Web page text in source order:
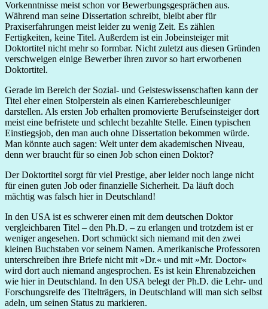
Vorkenntnisse meist schon vor Bewerbungsgesprächen aus.
Während man seine Dissertation schreibt, bleibt aber für
Praxiserfahrungen meist leider zu wenig Zeit. Es zählen
Fertigkeiten, keine Titel. Außerdem ist ein Jobeinsteiger mit
Doktortitel nicht mehr so formbar. Nicht zuletzt aus diesen Gründen
verschweigen einige Bewerber ihren zuvor so hart erworbenen
Doktortitel.
Gerade im Bereich der Sozial- und Geisteswissenschaften kann der
Titel eher einen Stolperstein als einen Karrierebeschleuniger
darstellen. Als ersten Job erhalten promovierte Berufseinsteiger dort
meist eine befristete und schlecht bezahlte Stelle. Einen typischen
Einstiegsjob, den man auch ohne Dissertation bekommen würde.
Man könnte auch sagen: Weit unter dem akademischen Niveau,
denn wer braucht für so einen Job schon einen Doktor?
Der Doktortitel sorgt für viel Prestige, aber leider noch lange nicht
für einen guten Job oder finanzielle Sicherheit. Da läuft doch
mächtig was falsch hier in Deutschland!
In den USA ist es schwerer einen mit dem deutschen Doktor
vergleichbaren Titel – den Ph.D. – zu erlangen und trotzdem ist er
weniger angesehen. Dort schmückt sich niemand mit den zwei
kleinen Buchstaben vor seinem Namen. Amerikanische Professoren
unterschreiben ihre Briefe nicht mit »Dr.« und mit »Mr. Doctor«
wird dort auch niemand angesprochen. Es ist kein Ehrenabzeichen
wie hier in Deutschland. In den USA belegt der Ph.D. die Lehr- und
Forschungsreife des Titelträgers, in Deutschland will man sich selbst
adeln, um seinen Status zu markieren.